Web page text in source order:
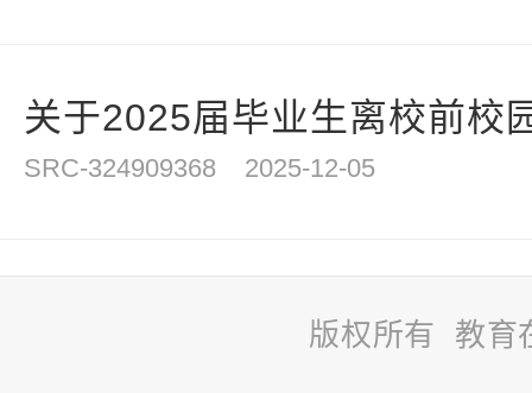
关于2025届毕业生离校前校
SRC-324909368 2025-12-05
版权所有 教育